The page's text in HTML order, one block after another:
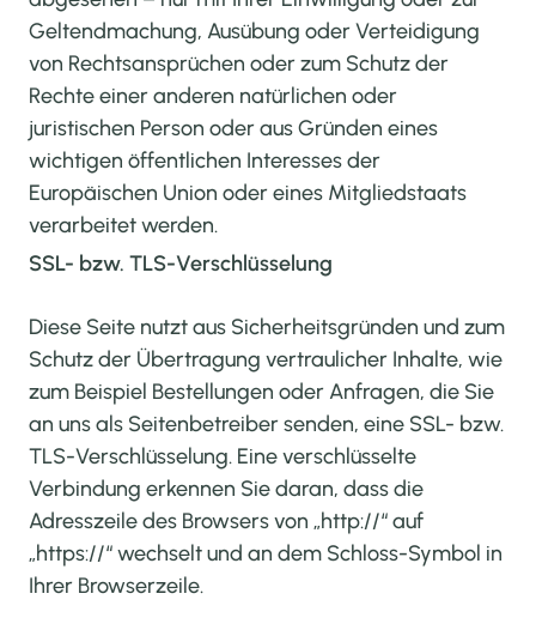
Geltendmachung, Ausübung oder Verteidigung
von Rechtsansprüchen oder zum Schutz der
Rechte einer anderen natürlichen oder
juristischen Person oder aus Gründen eines
wichtigen öffentlichen Interesses der
Europäischen Union oder eines Mitgliedstaats
verarbeitet werden.
SSL- bzw. TLS-Verschlüsselung
Diese Seite nutzt aus Sicherheitsgründen und zum
Schutz der Übertragung vertraulicher Inhalte, wie
zum Beispiel Bestellungen oder Anfragen, die Sie
an uns als Seitenbetreiber senden, eine SSL- bzw.
TLS-Verschlüsselung. Eine verschlüsselte
Verbindung erkennen Sie daran, dass die
Adresszeile des Browsers von „http://“ auf
„https://“ wechselt und an dem Schloss-Symbol in
Ihrer Browserzeile.